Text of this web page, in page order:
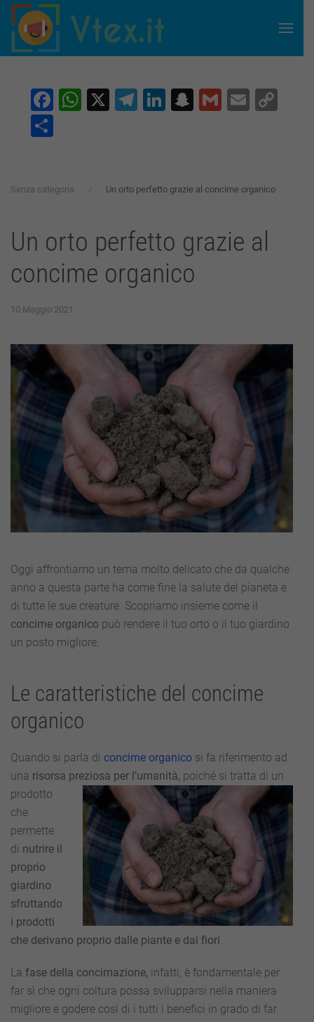
Skip to main content
Facebook
WhatsApp
X Telegram
LinkedIn
Snapchat
GmailEmail
Senza categoria Un orto perfetto grazie al concime organico
Un orto perfetto grazie al
concime organico
10 Maggio 2021
Oggi affrontiamo un tema molto delicato che da qualche
anno a questa parte ha come fine la salute del pianeta e
di tutte le sue creature. Scopriamo insieme come il
concime organico può rendere il tuo orto o il tuo giardino
un posto migliore.
Le caratteristiche del concime
organico
Quando si parla di concime organico si fa riferimento ad
una risorsa preziosa per l’umanità, poiché si tratta di un
prodotto
che
permette
di nutrire il
proprio
giardino
sfruttando
i prodotti
che derivano proprio dalle piante e dai fiori.
La fase della concimazione, infatti, è fondamentale per
far sì che ogni coltura possa svilupparsi nella maniera
migliore e godere così di i tutti i benefici in grado di far